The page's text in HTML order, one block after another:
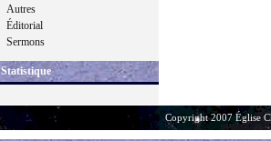
Autres
Éditorial
Sermons
Statistique
Copyright 2007 Église